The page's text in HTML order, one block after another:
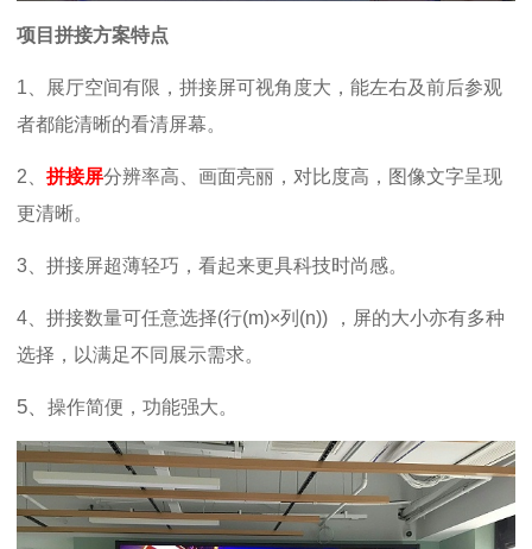
项目拼接方案特点
1、展厅空间有限，拼接屏可视角度大，能左右及前后参观
者都能清晰的看清屏幕。
2、 拼接屏分辨率高、画面亮丽，对比度高，图像文字呈现
更清晰。
3、拼接屏超薄轻巧，看起来更具科技时尚感。
4、拼接数量可任意选择(行(m)×列 (n))
，屏的大小亦有多种
选择，以满足不同展示需求。
5、 操作简便，功能强大。